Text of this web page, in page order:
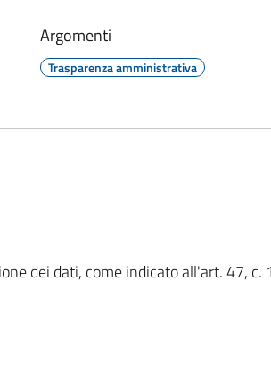
Argomenti
Trasparenza amministrativa
dei dati, come indicato all'art. 47, c.